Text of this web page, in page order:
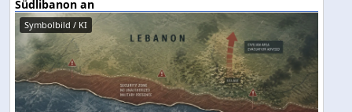
Südlibanon an
Symbolbild / KI